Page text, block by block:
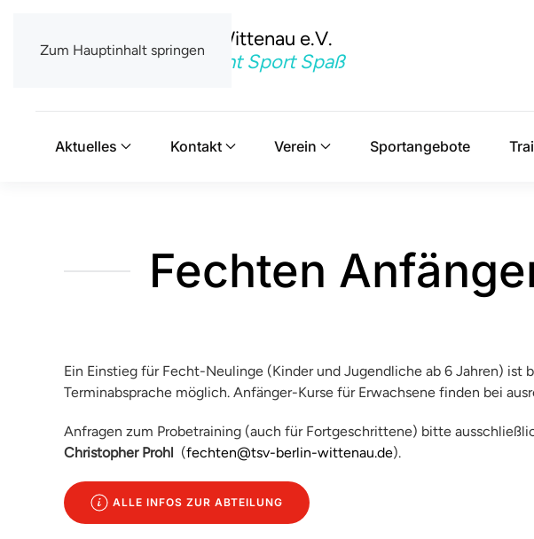
Zum Hauptinhalt springenTSV Berlin-Wittenau e.V.
Mit uns macht Sport Spaß
Aktuelles Kontakt Verein Sportangebote
Fechten
Ein Einstieg für Fecht-Neulinge (Kinder und Jugendliche ab 6 Jahren) ist
Terminabsprache möglich. Anfänger-Kurse für Erwachsene finden bei
Anfragen zum Probetraining (auch für Fortgeschrittene) bitte
Christopher Prohl (fechten@tsv-berlin-wittenau.de).
ALLE INFOS ZUR ABTEILUNG